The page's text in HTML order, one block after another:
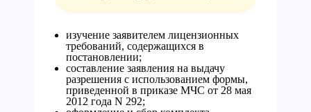
изучение заявителем лицензионных
требований, содержащихся в
постановлении;
составление заявления на выдачу
разрешения с использованием формы,
приведенной в приказе МЧС от 28 мая
2012 года N 292;